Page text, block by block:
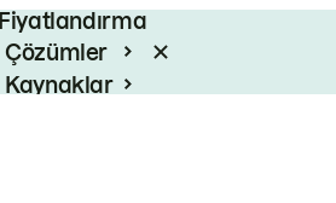
Fiyatlandırma
Çözümler
Kaynaklar